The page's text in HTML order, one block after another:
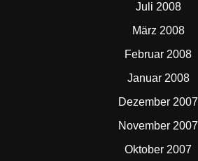
Juli 2008
März 2008
Februar 2008
Januar 2008
Dezember 2007
November 2007
Oktober 2007